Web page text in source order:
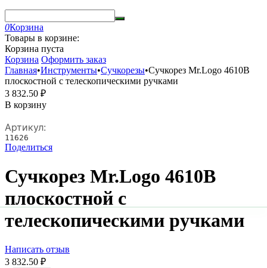
0Корзина
Товары в корзине:
Корзина пуста
Корзина Оформить заказ
Главная•Инструменты•Сучкорезы•Сучкорез Mr.Logo 4610В
плоскостной с телескопическими ручками
3 832.50 ₽
В корзину
Артикул:
11626
Поделиться
Сучкорез Mr.Logo 4610В
плоскостной с
телескопическими ручками
Написать отзыв
3 832.50 ₽